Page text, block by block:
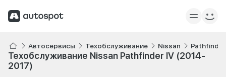
Автосервисы Техобслуживание Nissan Pathfinder
Техобслуживание Nissan Pathfinder IV (2014-
2017)